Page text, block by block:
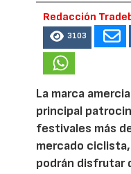
Redacción
3103
La marca
principal
festivales más
mercado
podrán disfrutar